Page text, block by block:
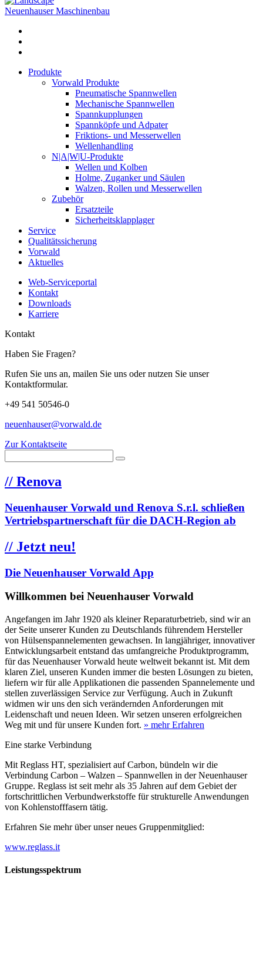
Neuenhauser Maschinenbau
Produkte
Vorwald Produkte
Pneumatische Spannwellen
Mechanische Spannwellen
Spannkupplungen
Spannköpfe und Adpater
Friktions- und Messerwellen
Wellenhandling
N|A|W|U-Produkte
Wellen und Kolben
Holme, Zuganker und Säulen
Walzen, Rollen und Messerwellen
Zubehör
Ersatzteile
Sicherheitsklapplager
Service
Qualitätssicherung
Vorwald
Aktuelles
Web-Serviceportal
Kontakt
Downloads
Karriere
Kontakt
Haben Sie Fragen?
Rufen Sie uns an, mailen Sie uns oder nutzen Sie unser
Kontaktformular.
+49 541 50546-0
neuenhauser@vorwald.de
Zur Kontaktseite
// Renova
Neuenhauser Vorwald und Renova S.r.l. schließen
Vertriebspartnerschaft für die DACH-Region ab
// Jetzt neu!
Die Neuenhauser Vorwald App
Willkommen bei Neuenhauser Vorwald
Angefangen im Jahr 1920 als kleiner Reparaturbetrieb, sind wir an
der Seite unserer Kunden zu Deutschlands führendem Hersteller
von Hülsenspannelementen gewachsen. In langjähriger, innovativer
Entwicklungsarbeit entstand das umfangreiche Produktprogramm,
für das Neuenhauser Vorwald heute weltweit bekannt ist. Mit dem
klaren Ziel, unseren Kunden immer die besten Lösungen zu bieten,
liefern wir für alle Applikationen die passenden Spannelemente und
stellen zuverlässigen Service zur Verfügung. Auch in Zukunft
widmen wir uns den sich verändernden Anforderungen mit
Leidenschaft und neuen Ideen. Wir setzen unseren erfolgreichen
Weg mit und für unsere Kunden fort. » mehr Erfahren
Eine starke Verbindung
Mit Reglass HT, spezialisiert auf Carbon, bündeln wir die
Verbindung Carbon – Walzen – Spannwellen in der Neuenhauser
Gruppe. Reglass ist seit mehr als 35 Jahren auf dem Gebiet der
fortschrittlichen Verbundwerkstoffe für strukturelle Anwendungen
von Kohlenstofffasern tätig.
Erfahren Sie mehr über unser neues Gruppenmitglied:
www.reglass.it
Leistungsspektrum